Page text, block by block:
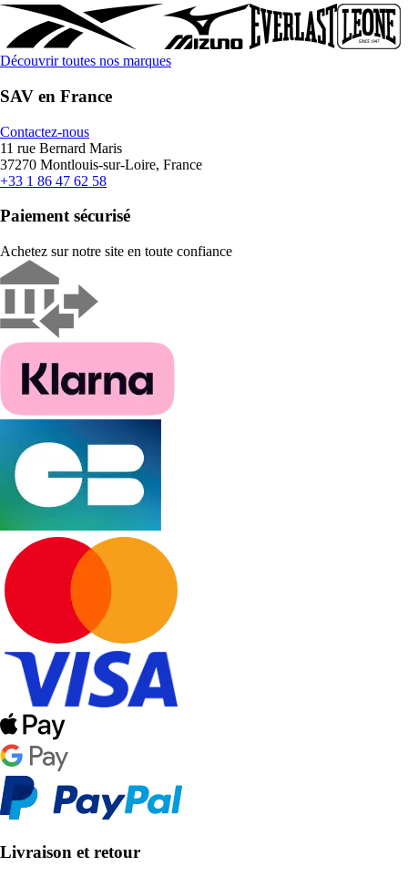
Découvrir toutes nos marques
SAV en France
Contactez-nous
11 rue Bernard Maris
37270 Montlouis-sur-Loire, France
+33 1 86 47 62 58
Paiement sécurisé
Achetez sur notre site en toute confiance
Livraison et retour